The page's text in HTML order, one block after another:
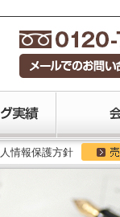
情報保護方針